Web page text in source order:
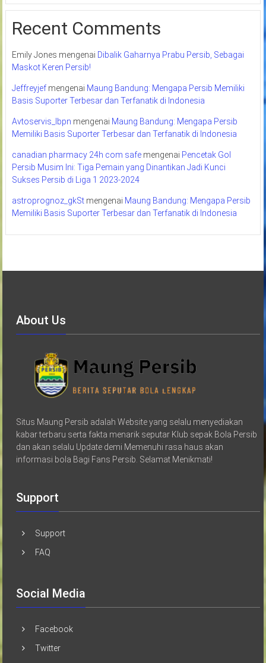
Recent Comments
Emily Jones mengenai Dibalik Gaharnya Prabu Persib, Sebagai
Maskot Keren Persib!
Jeffreyjefmengenai Maung Bandung: Mengapa Persib Memiliki
Basis Suporter Terbesar dan Terfanatik di Indonesia
Avtoservis_lbpn mengenai Maung Bandung: Mengapa Persib
Memiliki Basis Suporter Terbesar dan Terfanatik di Indonesia
canadian pharmacy 24h com safemengenai Pencetak Gol
Persib Musim Ini: Tiga Pemain yang Dinantikan Jadi Kunci
Sukses Persib di Liga 1 2023-2024
astroprognoz_gkStmengenai Maung Bandung: Mengapa Persib
Memiliki Basis Suporter Terbesar dan Terfanatik di Indonesia
About Us
Situs Maung Persib adalah Website yang selalu menyediakan
kabar terbaru serta fakta menarik seputar Klub sepak Bola Persib
dan akan selalu Update demi Memenuhi rasa haus akan
informasi bola Bagi Fans Persib. Selamat Menikmati!
Support
Support
FAQ
Social Media
Facebook
Twitter